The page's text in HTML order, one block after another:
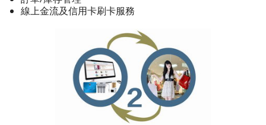
線上金流及信用卡刷卡服務